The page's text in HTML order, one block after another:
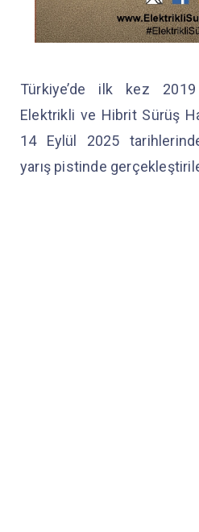
Türkiye’de ilk kez 2019
Elektrikli ve Hibrit Sürüş
14 Eylül 2025
yarış pistinde